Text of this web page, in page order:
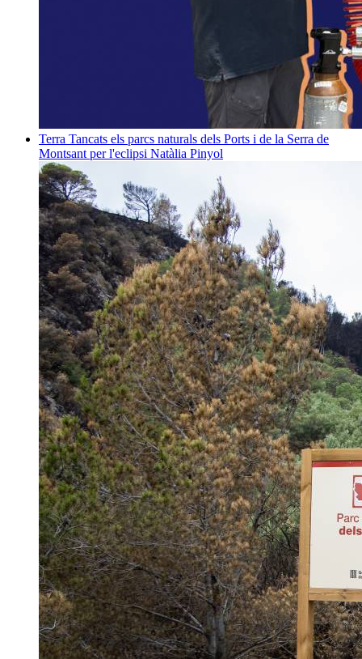
Terra Tancats els parcs naturals dels Ports i de la Serra de
Montsant per l'eclipsi Natàlia Pinyol